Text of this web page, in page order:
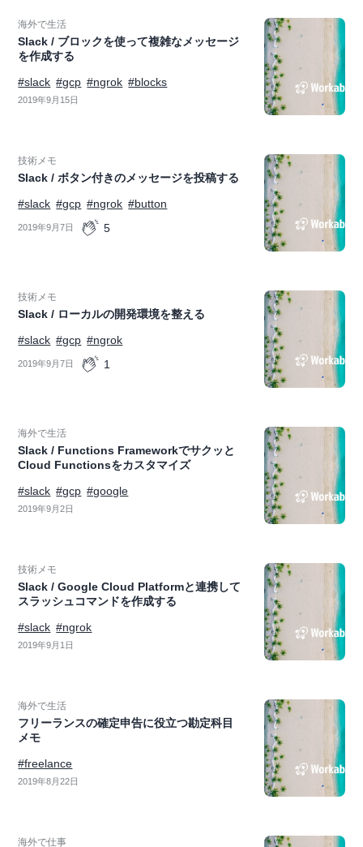
海外で生活
Slack / ブロックを使って複雑なメッセージ
を作成する
#slack #gcp #ngrok #blocks
2019年9月15日
技術メモ
Slack / ボタン付きのメッセージを投稿する
#slack #gcp #ngrok #button
2019年9月7日 5
技術メモ
Slack / ローカルの開発環境を整える
#slack #gcp #ngrok
2019年9月7日 1
海外で生活
Slack / Functions Frameworkでサクッと
Cloud Functionsをカスタマイズ
#slack #gcp #google
2019年9月2日
技術メモ
Slack / Google Cloud Platformと連携して
スラッシュコマンドを作成する
#slack #ngrok
2019年9月1日
海外で生活
フリーランスの確定申告に役立つ勘定科目
メモ
#freelance
2019年8月22日
海外で仕事